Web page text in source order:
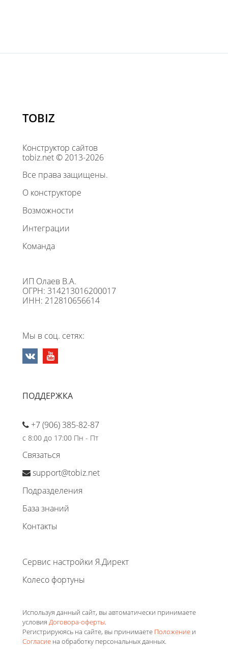
TOBIZ
Конструктор сайтов
tobiz.net © 2013-2026
Все права защищены.
О конструкторе
Возможности
Интеграции
Команда
ИП Олаев В.А.
ОГРН: 314213016200017
ИНН: 212810656614
Мы в соц. сетях:
ПОДДЕРЖКА
+7 (906) 385-82-87
с 8:00 до 17:00 Пн - Пт
Связаться
support@tobiz.net
Подразделения
База знаний
Контакты
Сервис настройки Я.Директ
Колесо фортуны
Используя данный сайт, вы автоматически принимаете
условия Договора-оферты.
Регистрируюясь на сайте, вы принимаете Положение и
Согласие на обработку персональных данных.